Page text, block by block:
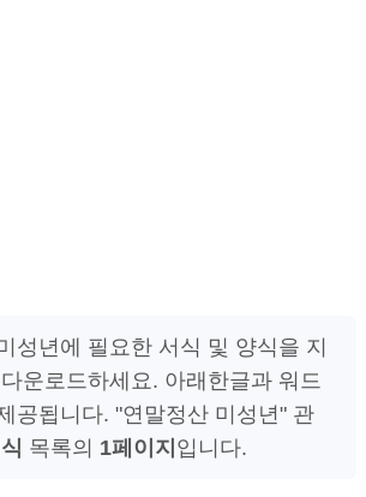
성년에 필요한 서식 및 양식을 지
운로드하세요. 아래한글과 워드
공됩니다. "연말정산 미성년" 관
목록의 1페이지 입니다.